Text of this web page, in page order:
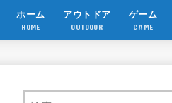
ホーム
HOME
アウトドア
OUTDOOR
ゲーム
GAME